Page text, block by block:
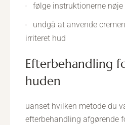
følge instruktionerne nøje
undgå at anvende
irriteret hud
efterbehandling for at berolige
huden
uanset hvilken metode du
efterbehandling afgørende